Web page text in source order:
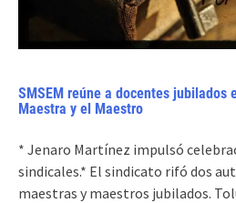
SMSEM reúne a docentes jubilados
Maestra y el Maestro
* Jenaro Martínez impulsó
sindicales.* El sindicato rifó dos
maestras y maestros jubilados.